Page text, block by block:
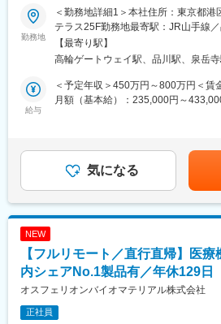
年急成長を遂げています。
◇現在では病院内での使用から病院
等、将来へ向けた新たな展開が始ま
が担う役割は今後ますます大きくなっ
という充実感や誇りを感じられるこ
る変化に対し、企業としても、個人
変更の範囲：会社の定める業務
■業務概要：
当社が新規事業として取り組んでい
開発業務を担当頂きます。
全国の医療機関から収集される大規
任せします。AWS・GCP環境での
視化アプリケーション開発など、医
ポジションです。
ます。
所属となる新規事業開発本部では、
用など多くの新規事業を担当してい
■働き方：
勤務形態は出社、リモートを柔軟に
勤務地
＜勤務地詳細1＞本社住所：東京都
テラス25F勤務地最寄駅：JR山手線
喫煙可能場所あり＜勤務地詳細2＞全
ト中心）住所：全国各地 受動喫煙対
【最寄り駅】
高輪ゲートウェイ駅、品川駅、泉岳
給与
＜予定年収＞450万円～800万円＜賃
月額（基本給）：235,000円～
年2回※基準額：約4.1ヶ月分/年（業
くまでも目安の金額であり、選考を
ます。月給(月額)は固定手当を含めた
気になる
NEW
【フルリモート／直行直帰】医
内シェアNo.1製品有／年休129日
オスフェリオンバイオマテリアル株式会社
正社員